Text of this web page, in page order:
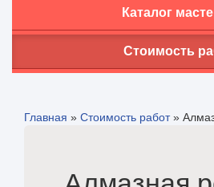
Каталог
Стоимость
Главная » Стоимость работ»